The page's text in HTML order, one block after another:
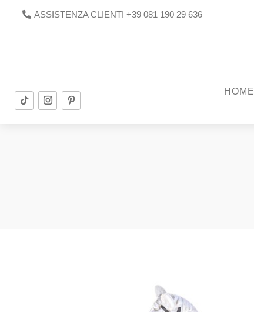
ASSISTENZA CLIENTI +39 081 190 29 636
HOME